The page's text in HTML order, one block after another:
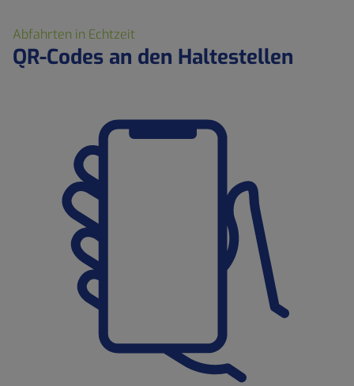
Abfahrten in Echtzeit
QR-Codes an den Haltestellen